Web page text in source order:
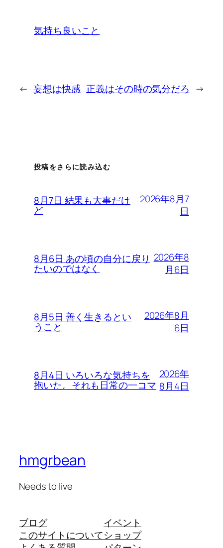
気持ち良いこと
← 妄想は快感 正義はその時の気分だろ →
投稿をさらに読み込む
8月7日 結果も大事だけ
ど
2026年8月7
日
8月6日 あの頃の自分に戻り
たいのではなく
2026年8
月6日
8月5日 善く生きるとい
うこと
2026年8月
6日
8月4日 いろいろな気持ちを
抱いた。それも日常の一コマ
2026年
8月4日
hmgrbean
Needs to live
ブログ
このサイトについて
イベント
ショップ